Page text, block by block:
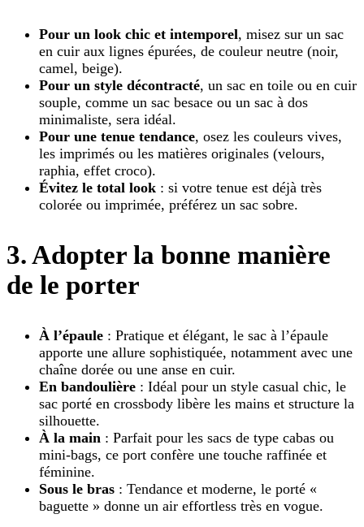
Pour un look chic et intemporel, misez sur un sac
en cuir aux lignes épurées, de couleur neutre (noir,
camel, beige).
Pour un style décontracté, un sac en toile ou en cuir
souple, comme un sac besace ou un sac à dos
minimaliste, sera idéal.
Pour une tenue tendance, osez les couleurs vives,
les imprimés ou les matières originales (velours,
raphia, effet croco).
Évitez le total look : si votre tenue est déjà très
colorée ou imprimée, préférez un sac sobre.
3. Adopter la bonne manière
de le porter
À l’épaule : Pratique et élégant, le sac à l’épaule
apporte une allure sophistiquée, notamment avec une
chaîne dorée ou une anse en cuir.
En bandoulière : Idéal pour un style casual chic, le
sac porté en crossbody libère les mains et structure la
silhouette.
À la main : Parfait pour les sacs de type cabas ou
mini-bags, ce port confère une touche raffinée et
féminine.
Sous le bras : Tendance et moderne, le porté «
baguette » donne un air effortless très en vogue.